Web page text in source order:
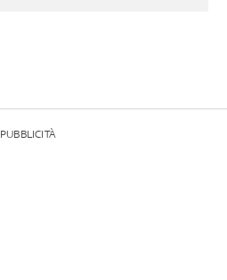
PUBBLICITÀ